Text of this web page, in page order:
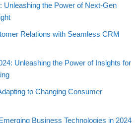
Unleashing the Power of Next-Gen
Relations with Seamless CRM
Unleashing the Power of Insights for
to Changing Consumer
Business Technologies in 2024